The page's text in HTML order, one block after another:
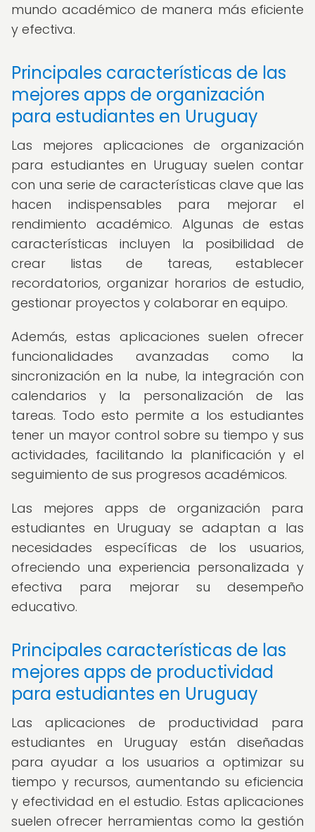
mundo académico de manera más eficiente
y efectiva.
Principales características de las
mejores apps de organización
para estudiantes en Uruguay
Las mejores aplicaciones de organización
para estudiantes en Uruguay suelen contar
con una serie de características clave que las
hacen indispensables para mejorar el
rendimiento académico. Algunas de estas
características incluyen la posibilidad de
crear listas de tareas, establecer
recordatorios, organizar horarios de estudio,
gestionar proyectos y colaborar en equipo.
Además, estas aplicaciones suelen ofrecer
funcionalidades avanzadas como la
sincronización en la nube, la integración con
calendarios y la personalización de las
tareas. Todo esto permite a los estudiantes
tener un mayor control sobre su tiempo y sus
actividades, facilitando la planificación y el
seguimiento de sus progresos académicos.
Las mejores apps de organización para
estudiantes en Uruguay se adaptan a las
necesidades específicas de los usuarios,
ofreciendo una experiencia personalizada y
efectiva para mejorar su desempeño
educativo.
Principales características de las
mejores apps de productividad
para estudiantes en Uruguay
Las aplicaciones de productividad para
estudiantes en Uruguay están diseñadas
para ayudar a los usuarios a optimizar su
tiempo y recursos, aumentando su eficiencia
y efectividad en el estudio. Estas aplicaciones
suelen ofrecer herramientas como la gestión